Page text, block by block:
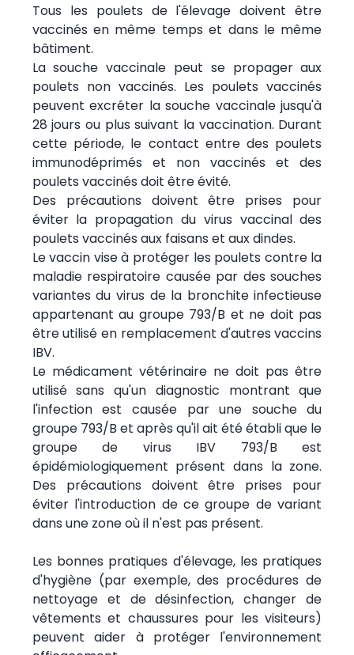
Tous les poulets de l'élevage doivent être
vaccinés en même temps et dans le même
bâtiment.
La souche vaccinale peut se propager aux
poulets non vaccinés. Les poulets vaccinés
peuvent excréter la souche vaccinale jusqu'à
28 jours ou plus suivant la vaccination. Durant
cette période, le contact entre des poulets
immunodéprimés et non vaccinés et des
poulets vaccinés doit être évité.
Des précautions doivent être prises pour
éviter la propagation du virus vaccinal des
poulets vaccinés aux faisans et aux dindes.
Le vaccin vise à protéger les poulets contre la
maladie respiratoire causée par des souches
variantes du virus de la bronchite infectieuse
appartenant au groupe 793/B et ne doit pas
être utilisé en remplacement d'autres vaccins
IBV.
Le médicament vétérinaire ne doit pas être
utilisé sans qu'un diagnostic montrant que
l'infection est causée par une souche du
groupe 793/B et après qu'il ait été établi que le
groupe de virus IBV 793/B est
épidémiologiquement présent dans la zone.
Des précautions doivent être prises pour
éviter l'introduction de ce groupe de variant
dans une zone où il n'est pas présent.
Les bonnes pratiques d'élevage, les pratiques
d'hygiène (par exemple, des procédures de
nettoyage et de désinfection, changer de
vêtements et chaussures pour les visiteurs)
peuvent aider à protéger l'environnement